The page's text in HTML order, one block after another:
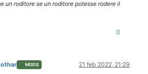
un roditore se un roditore potesse rodere il
0
MODS 21 feb 2022, 21:29